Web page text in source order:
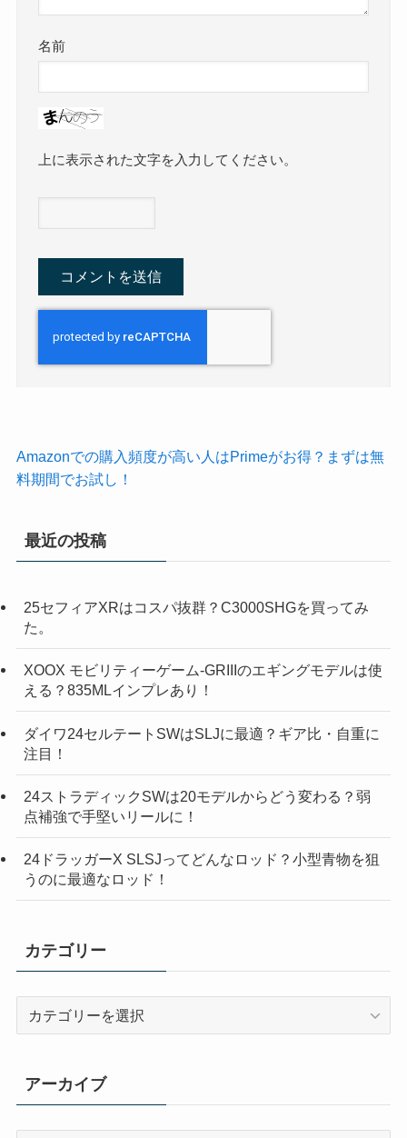
名前
上に表示された文字を入力してください。
Amazonでの購入頻度が高い人はPrimeがお得？まずは無
料期間でお試し！
最近の投稿
25セフィアXRはコスパ抜群？C3000SHGを買ってみ
た。
XOOX モビリティーゲーム-GRIIIのエギングモデルは使
える？835MLインプレあり！
ダイワ24セルテートSWはSLJに最適？ギア比・自重に
注目！
24ストラディックSWは20モデルからどう変わる？弱
点補強で手堅いリールに！
24ドラッガーX SLSJってどんなロッド？小型青物を狙
うのに最適なロッド！
カテゴリー
リ
ー
アーカイブ